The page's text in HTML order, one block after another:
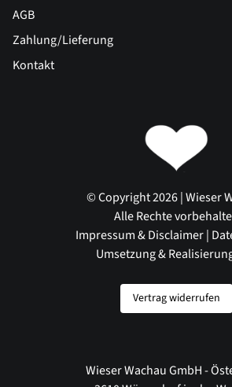
AGB
Zahlung/Lieferung
Kontakt
© Copyright 2026 | Wieser
Alle Rechte
Impressum & Disclaimer|
Umsetzung &
Vertrag widerrufen
Wieser Wachau GmbH -